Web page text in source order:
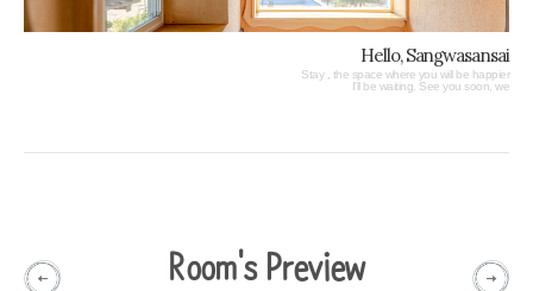
Hello, Sangwasansai
Stay , the space where you will be happier
I'll be waiting. See you soon, we
Room's Preview